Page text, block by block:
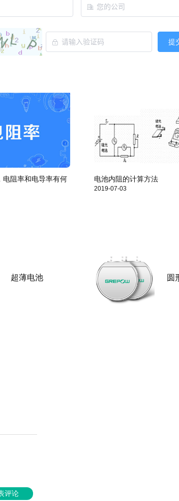
提
电阻率和电导率有何
电池内阻的计算方法
2019-07-03
超薄电池 圆
评论